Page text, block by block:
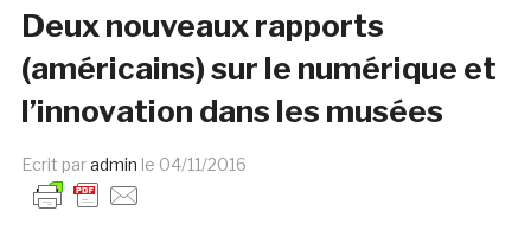
Deux nouveaux rapports
(américains) sur le numérique et
l’innovation dans les musées
Ecrit paradmin le 04/11/2016